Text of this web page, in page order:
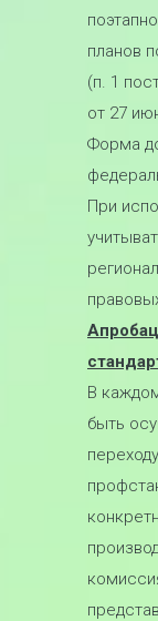
планов
(п. 1
от 27
Форма
При
В
быть